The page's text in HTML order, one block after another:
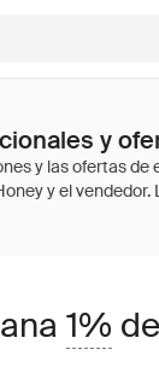
y
1%